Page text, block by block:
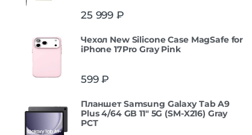
25 999 ₽
Чехол New Silicone Case MagSafe for
iPhone 17Pro Gray Pink
599₽
Планшет Samsung Galaxy Tab A9
Plus 4/64 GB 11" 5G (SM-X216) Gray
РСТ